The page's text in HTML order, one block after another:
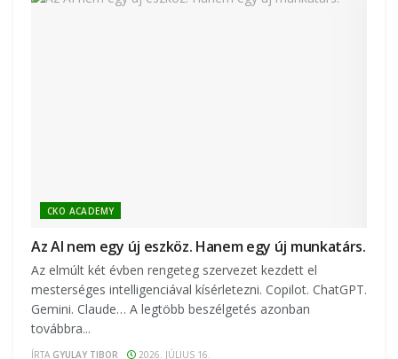
CKO ACADEMY
Az AI nem egy új eszköz. Hanem egy új munkatárs.
Az elmúlt két évben rengeteg szervezet kezdett el
mesterséges intelligenciával kísérletezni. Copilot. ChatGPT.
Gemini. Claude… A legtöbb beszélgetés azonban
továbbra...
ÍRTA GYULAY TIBOR 2026. JÚLIUS 16.